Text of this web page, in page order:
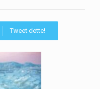
Tweet dette!